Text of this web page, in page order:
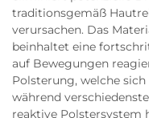
traditionsgemäß
verursachen. Das
beinhaltet eine
auf Bewegungen
Polsterung, welche
während
reaktive Polstersystem